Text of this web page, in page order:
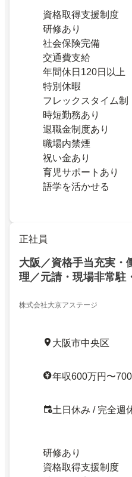
資格取得支援制度
研修あり
社会保険完備
交通費支給
年間休日120日以上
特別休暇
フレックスタイム制
時短勤務あり
退職金制度あり
職場内禁煙
祝い金あり
育児サポートあり
語学を活かせる
正社員
大阪／資格手当充実・
理／元請・現場非常駐
株式会社大京アステージ
大阪市中央区
年収600万円〜
土日休み / 完全週
研修あり
資格取得支援制度